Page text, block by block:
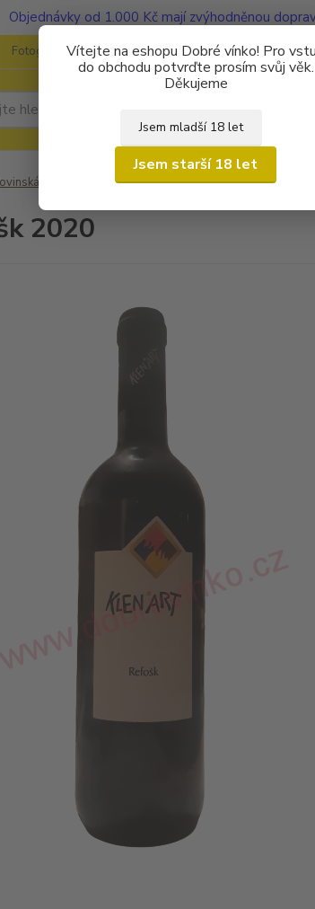
Objednávky od 1.000 Kč mají zvýhodněnou
Vítejte na eshopu Dobré vínko! Pro
do obchodu potvrďte prosím svůj věk.
Děkujeme
Jsem mladší 18 let
Jsem starší 18 let
Fotogalerie Kontakty Ochrana soukromí O
vína Klen´Art Refošk 2020
2020